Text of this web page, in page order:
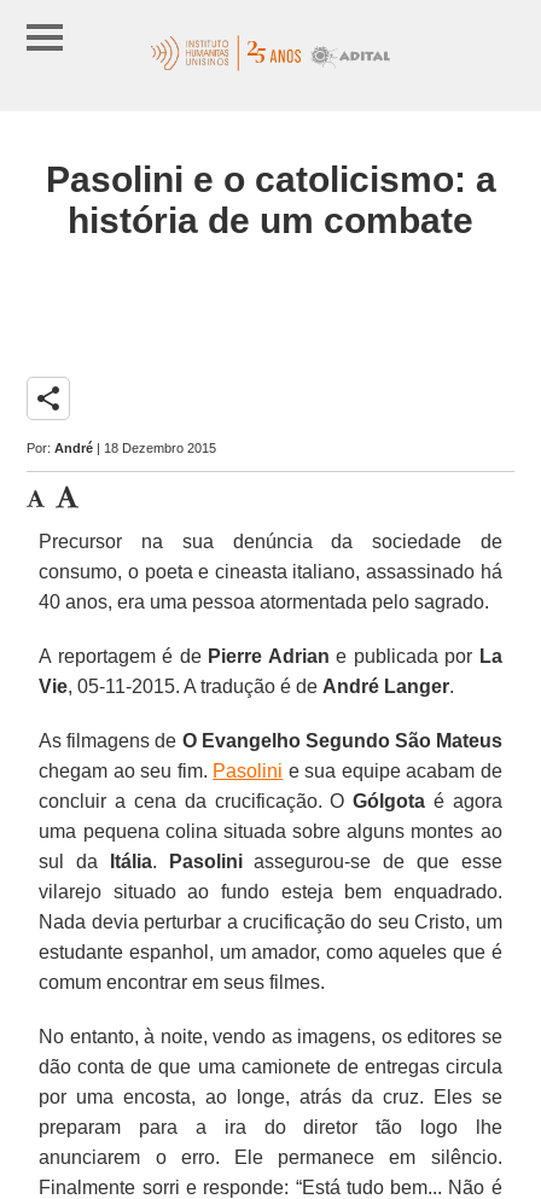
Pasolini e o catolicismo: a
história de um combate
share
Por:André | 18 Dezembro 2015
Precursor na sua denúncia da sociedade de
consumo, o poeta e cineasta italiano, assassinado há
40 anos, era uma pessoa atormentada pelo sagrado.
A reportagem é de Pierre Adrian e publicada por La
Vie, 05-11-2015. A tradução é de André Langer.
As filmagens de O Evangelho Segundo São Mateus
chegam ao seu fim. Pasolini e sua equipe acabam de
concluir a cena da crucificação. OGólgota é agora
uma pequena colina situada sobre alguns montes ao
sul da
Itália. Pasoliniassegurou-se de que esse
vilarejo situado ao fundo esteja bem enquadrado.
Nada devia perturbar a crucificação do seu Cristo, um
estudante espanhol, um amador, como aqueles que é
comum encontrar em seus filmes.
No entanto, à noite, vendo as imagens, os editores se
dão conta de que uma camionete de entregas circula
por uma encosta, ao longe, atrás da cruz. Eles se
preparam para a ira do diretor tão logo lhe
anunciarem o erro. Ele permanece em silêncio.
Finalmente sorri e responde: “Está tudo bem... Não é